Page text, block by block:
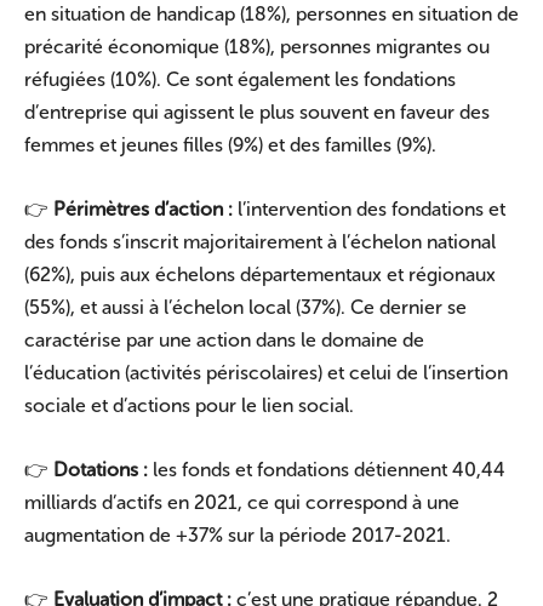
en situation de handicap (18%), personnes en situation de
précarité économique (18%), personnes migrantes ou
réfugiées (10%). Ce sont également les fondations
d’entreprise qui agissent le plus souvent en faveur des
femmes et jeunes filles (9%) et des familles (9%).
👉 Périmètres d’action : l’intervention des fondations et
des fonds s’inscrit majoritairement à l’échelon national
(62%), puis aux échelons départementaux et régionaux
(55%), et aussi à l’échelon local (37%). Ce dernier se
caractérise par une action dans le domaine de
l’éducation (activités périscolaires) et celui de l’insertion
sociale et d’actions pour le lien social.
👉 Dotations : les fonds et fondations détiennent 40,44
milliards d’actifs en 2021, ce qui correspond à une
augmentation de +37% sur la période 2017-2021.
👉 Evaluation d’impact : c’est une pratique répandue. 2